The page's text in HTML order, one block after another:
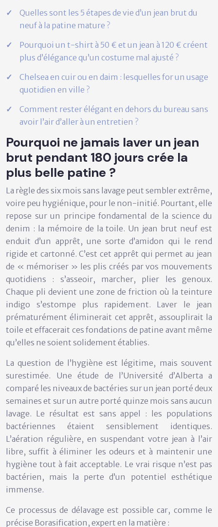
Quelles sont les 5 étapes de vie d’un jean brut du
neuf à la patine mature ?
Pourquoi un t-shirt à 50 € et un jean à 120 € créent
plus d’élégance qu’un costume mal ajusté ?
Chelsea en cuir ou en daim : lesquelles for un usage
quotidien en ville ?
Comment rester élégant en dehors du bureau sans
avoir l’air d’aller à un entretien ?
Pourquoi ne jamais laver un jean
brut pendant 180 jours crée la
plus belle patine ?
La règle des six mois sans lavage peut sembler extrême,
voire peu hygiénique, pour le non-initié. Pourtant, elle
repose sur un principe fondamental de la science du
denim : la mémoire de la toile. Un jean brut neuf est
enduit d’un apprêt, une sorte d’amidon qui le rend
rigide et cartonné. C’est cet apprêt qui permet au jean
de « mémoriser » les plis créés par vos mouvements
quotidiens : s’asseoir, marcher, plier les genoux.
Chaque pli devient une zone de friction où la teinture
indigo s’estompe plus rapidement. Laver le jean
prématurément éliminerait cet apprêt, assouplirait la
toile et effacerait ces fondations de patine avant même
qu’elles ne soient solidement établies.
La question de l’hygiène est légitime, mais souvent
surestimée. Une étude de l’Université d’Alberta a
comparé les niveaux de bactéries sur un jean porté deux
semaines et sur un autre porté quinze mois sans aucun
lavage. Le résultat est sans appel : les populations
bactériennes étaient sensiblement identiques.
L’aération régulière, en suspendant votre jean à l’air
libre, suffit à éliminer les odeurs et à maintenir une
hygiène tout à fait acceptable. Le vrai risque n’est pas
bactérien, mais la perte d’un potentiel esthétique
immense.
Ce processus de délavage est possible car, comme le
précise Borasification, expert en la matière :